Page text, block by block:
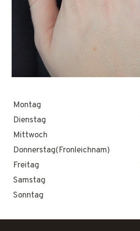
Montag
Dienstag
Mittwoch
Donnerstag(Fronleichnam)
Freitag
Samstag
Sonntag